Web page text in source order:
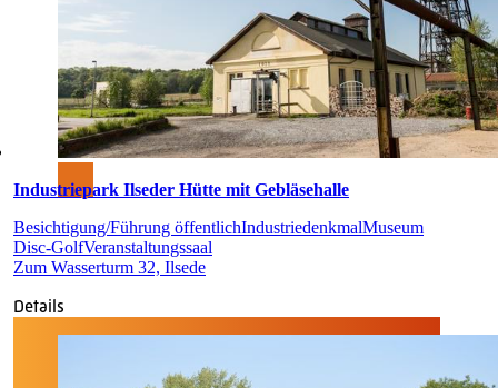
Industriepark Ilseder Hütte mit Gebläsehalle
Besichtigung/Führung öffentlichIndustriedenkmalMuseum
Disc-GolfVeranstaltungssaal
Zum Wasserturm 32, Ilsede
Details